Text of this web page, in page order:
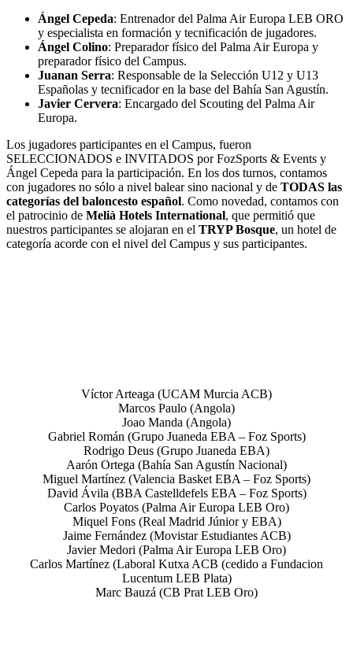
Ángel Cepeda: Entrenador del Palma Air Europa LEB ORO
y especialista en formación y tecnificación de jugadores.
Ángel Colino: Preparador físico del Palma Air Europa y
preparador físico del Campus.
Juanan Serra: Responsable de la Selección U12 y U13
Españolas y tecnificador en la base del Bahía San Agustín.
Javier Cervera: Encargado del Scouting del Palma Air
Europa.
Los jugadores participantes en el Campus, fueron
SELECCIONADOS e INVITADOS por FozSports & Events y
Ángel Cepeda para la participación. En los dos turnos, contamos
con jugadores no sólo a nivel balear sino nacional y de TODAS las
categorías del baloncesto español. Como novedad, contamos con
el patrocinio de Melià Hotels International, que permitió que
nuestros participantes se alojaran en el TRYP Bosque, un hotel de
categoría acorde con el nivel del Campus y sus participantes.
Víctor Arteaga (UCAM Murcia ACB)
Marcos Paulo (Angola)
Joao Manda (Angola)
Gabriel Román (Grupo Juaneda EBA – Foz Sports)
Rodrigo Deus (Grupo Juaneda EBA)
Aarón Ortega (Bahía San Agustín Nacional)
Miguel Martínez (Valencia Basket EBA – Foz Sports)
David Ávila (BBA Castelldefels EBA – Foz Sports)
Carlos Poyatos (Palma Air Europa LEB Oro)
Miquel Fons (Real Madrid Júnior y EBA)
Jaime Fernández (Movistar Estudiantes ACB)
Javier Medori (Palma Air Europa LEB Oro)
Carlos Martínez (Laboral Kutxa ACB (cedido a Fundacion
Lucentum LEB Plata)
Marc Bauzá (CB Prat LEB Oro)